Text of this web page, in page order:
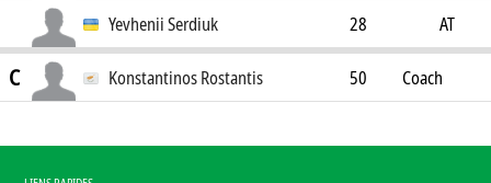
Yevhenii Serdiuk
28 AT
C Konstantinos Rostantis 50 Coach